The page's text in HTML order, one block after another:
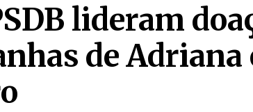
lideram
de Adriana